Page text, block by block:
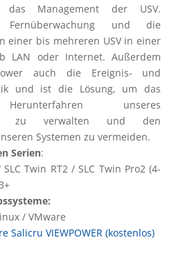
das Management der USV.
und die
einer bis mehreren USV in einer
LAN oder Internet. Außerdem
auch die Ereignis- und
und ist die Lösung, um das
unseres
zu verwalten und den
Systemen zu vermeiden.
Serien:
SLC Twin RT2 / SLC Twin Pro2 (4-
/ VMware
Salicru VIEWPOWER (kostenlos)